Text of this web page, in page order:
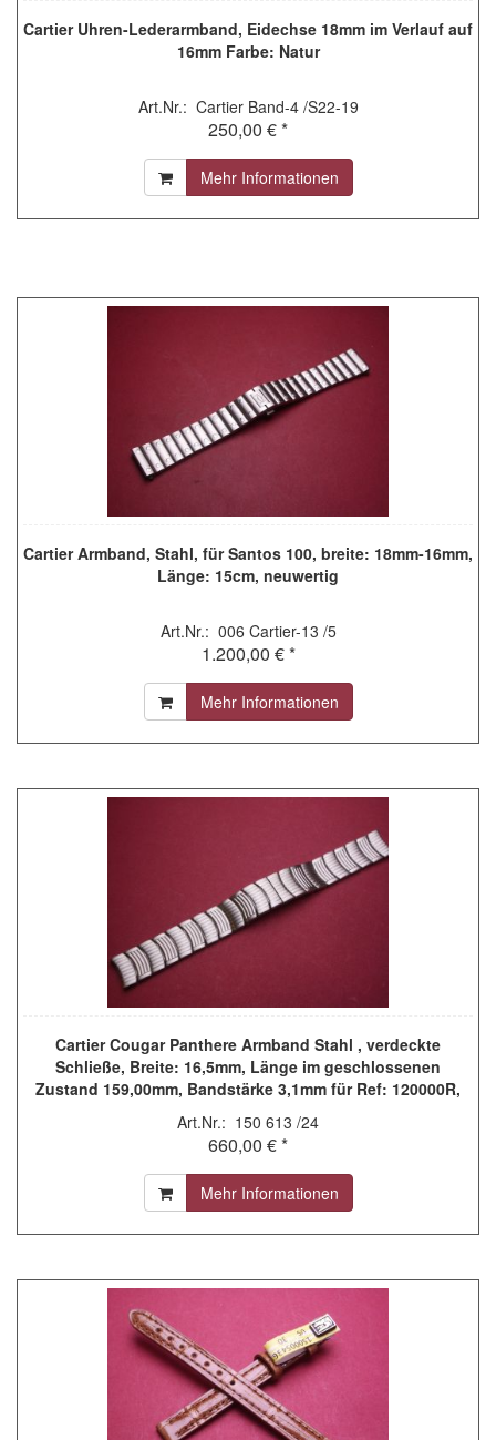
Cartier Uhren-Lederarmband, Eidechse 18mm im Verlauf auf
16mm Farbe: Natur
Art.Nr.: Cartier Band-4 /S22-19
250,00 € *
Mehr Informationen
Cartier Armband, Stahl, für Santos 100, breite: 18mm-16mm,
Länge: 15cm, neuwertig
Art.Nr.: 006 Cartier-13 /5
1.200,00 € *
Mehr Informationen
Cartier Cougar Panthere Armband Stahl , verdeckte
Schließe, Breite: 16,5mm, Länge im geschlossenen
Zustand 159,00mm, Bandstärke 3,1mm für Ref: 120000R,
Art.Nr.: 150 613 /24
660,00 € *
Mehr Informationen